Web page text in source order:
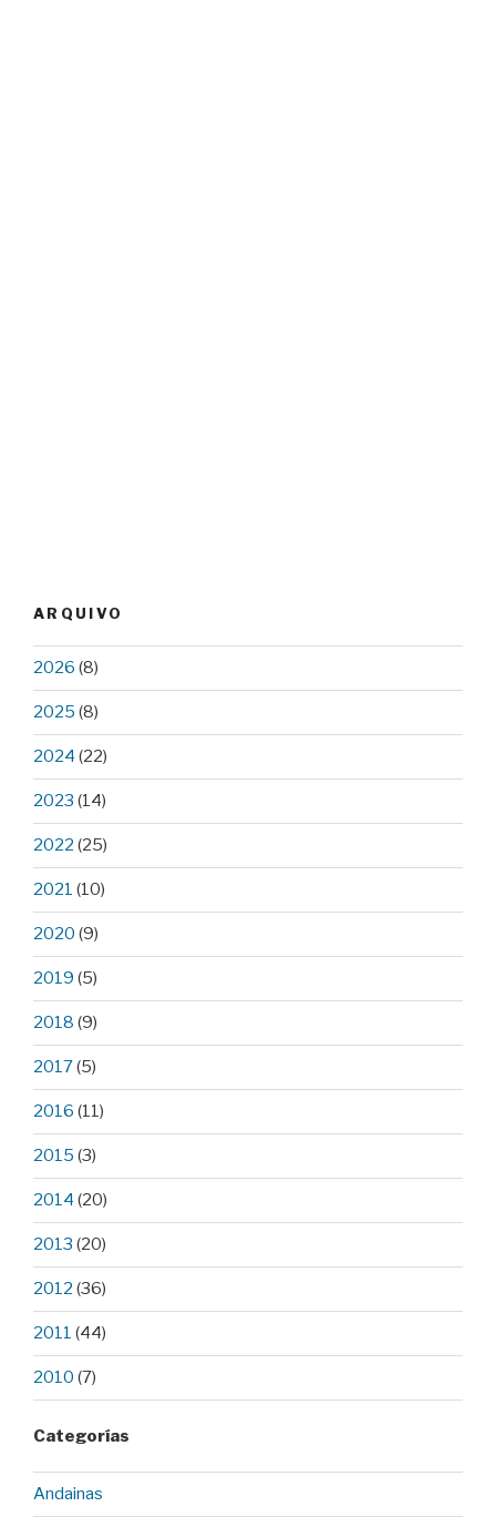
ARQUIVO
2026 (8)
2025 (8)
2024 (22)
2023 (14)
2022 (25)
2021 (10)
2020 (9)
2019 (5)
2018 (9)
2017(5)
2016 (11)
2015 (3)
2014 (20)
2013 (20)
2012 (36)
2011 (44)
2010 (7)
Categorías
Andainas